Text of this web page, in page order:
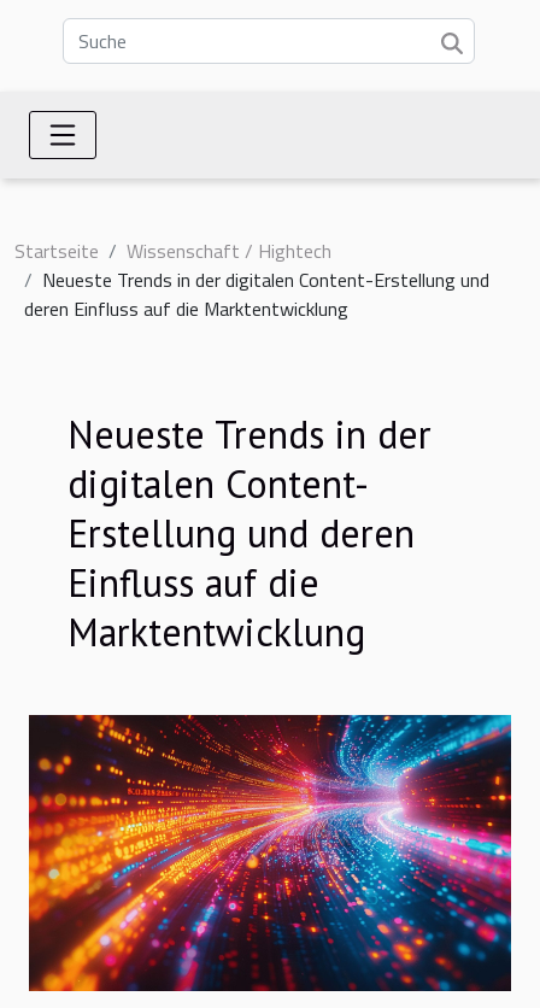
Startseite
Wissenschaft / Hightech
Neueste Trends in der digitalen Content-Erstellung und
deren Einfluss auf die Marktentwicklung
Neueste Trends in der
digitalen Content-
Erstellung und deren
Einfluss auf die
Marktentwicklung